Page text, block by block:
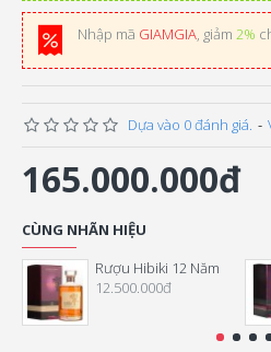
Nhập mã GIAMGIA, giảm 2%
Dựa vào 0 đánh giá. -
165.000.000đ
CÙNG NHÃN HIỆU
Rượu Hibiki 12 Năm
12.500.000đ